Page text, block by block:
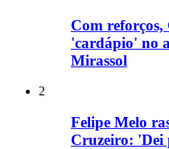
Com
'cardápio' no
Mirassol
2
Felipe Melo
Cruzeiro: 'Dei